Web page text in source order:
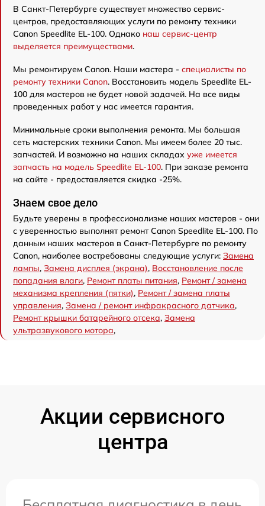
В Санкт-Петербурге существует множество сервис-
центров, предоставляющих услуги по ремонту техники
Canon Speedlite EL-100. Однако наш сервис-центр
выделяется преимуществами.
Мы ремонтируем Canon. Наши мастера - специалисты по
ремонту техники Canon. Восстановить модель Speedlite EL-
100 для мастеров не будет новой задачей. На все виды
проведенных работ у нас имеется гарантия.
Минимальные сроки выполнения ремонта. Мы большая
сеть мастерских техники Canon. Мы имеем более 20 тыс.
запчастей. И возможно на наших складах уже имеется
запчасть на модель Speedlite EL-100. При заказе ремонта
на сайте - предоставляется скидка -25%.
Знаем свое дело
Будьте уверены в профессионализме наших мастеров - они
с уверенностью выполнят ремонт Canon Speedlite EL-100. По
данным наших мастеров в Санкт-Петербурге по ремонту
Canon, наиболее востребованы следующие услуги: Замена
лампы, Замена дисплея (экрана), Восстановление после
попадания влаги, Ремонт платы питания, Ремонт / замена
механизма крепления (пятки), Ремонт / замена платы
управления, Замена / ремонт инфракрасного датчика,
Ремонт крышки батарейного отсека, Замена
ультразвукового мотора,
Акции сервисного
центра